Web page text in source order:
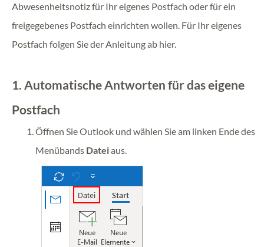
Abwesenheitsnotiz für Ihr eigenes Postfach oder für ein
freigegebenes Postfach einrichten wollen. Für Ihr eigenes
Postfach folgen Sie der Anleitung ab hier.
1. Automatische Antworten für das eigene
Postfach
Öffnen Sie Outlook und wählen Sie am linken Ende des
Menübands Dateiaus.